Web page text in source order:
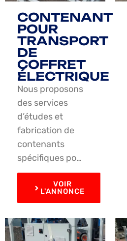
CONTENANT
POUR
TRANSPORT
DE
COFFRET
ÉLECTRIQUE
Nous proposons
des services
d’études et
fabrication de
contenants
spécifiques po…
VOIR
L'ANNONCE